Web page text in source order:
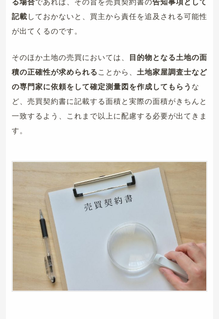
記載 しておかないと、買主から責任を追及される可能性
が出てくるのです。
そのほか土地の売買においては、
目的物となる土地の面
積の正確性が求められる ことから、 土地家屋調査士など
の専門家に依頼をして確定測量図を作成してもらう な
ど、売買契約書に記載する面積と実際の面積がきちんと
一致するよう、これまで以上に配慮する必要が出てきま
す。